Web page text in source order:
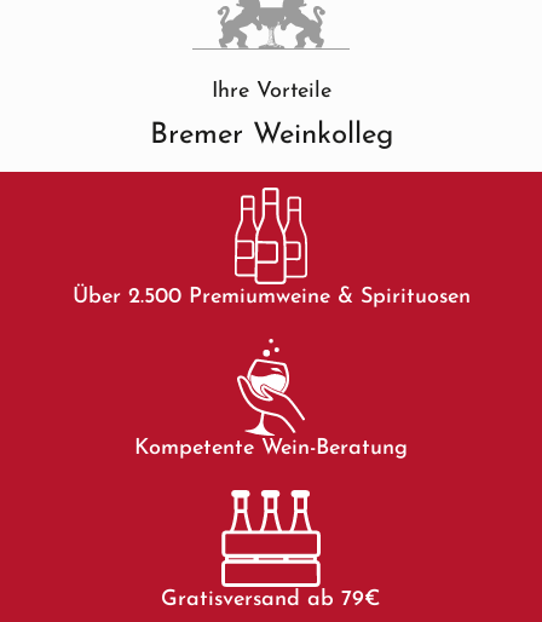
Ihre Vorteile
Bremer Weinkolleg
Über 2.500 Premiumweine & Spirituosen
Kompetente Wein-Beratung
Gratisversand ab 79€